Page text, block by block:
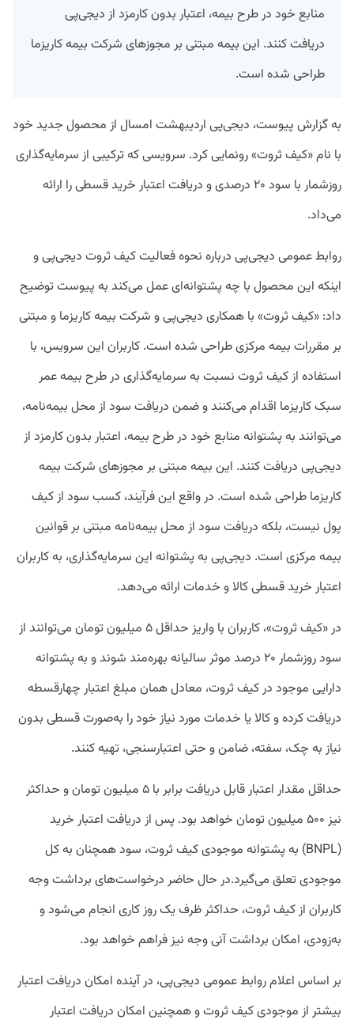
منابع خود در طرح بیمه، اعتبار بدون کارمزد از دیجی‌پی
دریافت کنند. این بیمه‌ مبتنی بر مجوزهای شرکت بیمه کاریزما
طراحی شده است.
به گزارش پیوست، دیجی‌پی اردیبهشت امسال از محصول جدید خود
با نام «کیف ثروت» رونمایی کرد. سرویسی که ترکیبی از سرمایه‌گذاری
روزشمار با سود ۲۰ درصدی و دریافت اعتبار خرید قسطی را ارائه
می‌داد.
روابط عمومی دیجی‌پی درباره نحوه فعالیت کیف ثروت دیجی‌پی و
اینکه این محصول با چه پشتوانه‌ای عمل می‌کند به پیوست توضیح
داد: «کیف ثروت» با همکاری دیجی‌پی و شرکت بیمه کاریزما و مبتنی
بر مقررات بیمه مرکزی طراحی شده است. کاربران این سرویس، با
استفاده از کیف ثروت نسبت به سرمایه‌گذاری در طرح بیمه عمر
سبک کاریزما اقدام می‌کنند و ضمن دریافت سود از محل بیمه‌نامه،
می‌توانند به پشتوانه منابع خود در طرح بیمه، اعتبار بدون کارمزد از
دیجی‌پی دریافت کنند. این بیمه‌ مبتنی بر مجوزهای شرکت بیمه
کاریزما طراحی شده است. در واقع این فرآیند، کسب سود از کیف
پول نیست، بلکه دریافت سود از محل بیمه‌نامه مبتنی بر قوانین
بیمه مرکزی است. دیجی‌پی به پشتوانه این سرمایه‌گذاری، به کاربران
اعتبار خرید قسطی کالا و خدمات ارائه می‌دهد.
در «کیف ثروت»، کاربران با واریز حداقل ۵ میلیون تومان می‌توانند از
سود روزشمار ۲۰ درصد موثر سالیانه بهره‌مند شوند و به پشتوانه
دارایی موجود در کیف ثروت، معادل همان مبلغ اعتبار چهارقسطه
دریافت کرده و کالا یا خدمات مورد نیاز خود را به‌صورت قسطی بدون
نیاز به چک، سفته، ضامن و حتی اعتبارسنجی، تهیه کنند.
حداقل مقدار اعتبار قابل دریافت برابر با ۵ میلیون تومان و حداکثر
نیز ۵۰۰ میلیون تومان خواهد بود. پس از دریافت اعتبار خرید
(BNPL) به پشتوانه موجودی کیف ثروت، سود همچنان به کل
موجودی تعلق می‌گیرد.در حال حاضر درخواست‌های برداشت وجه
کاربران از کیف ثروت، حداکثر ظرف یک روز کاری انجام می‌شود و
به‌زودی، امکان برداشت آنی وجه نیز فراهم خواهد بود.
بر اساس اعلام روابط عمومی دیجی‌پی، در آینده امکان دریافت اعتبار
بیشتر از موجودی کیف ثروت و همچنین امکان دریافت اعتبار